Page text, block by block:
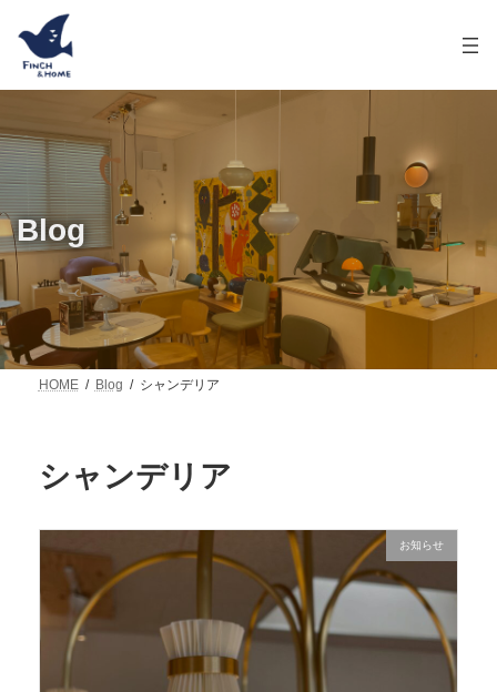
ツ
ス
キ
ッ
プ
シ
ン
に
移
動
Blog
HOME Blog シャンデリア
シャンデリア
お知らせ